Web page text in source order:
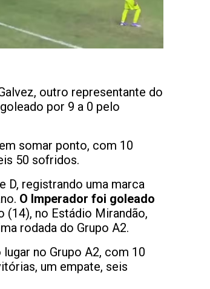
outro representante do
por 9 a 0 pelo
somar ponto, com 10
50 sofridos.
D, registrando uma marca
O Imperador foi goleado
(14), no Estádio Mirandão,
rodada do Grupo A2.
no Grupo A2, com 10
um empate, seis